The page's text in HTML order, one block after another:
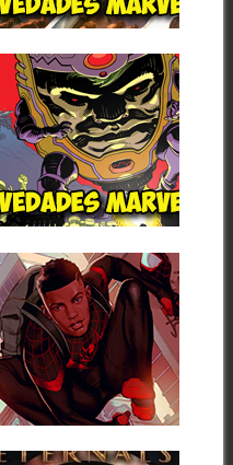
JUNIO
Marvel que prepara Panini
Comics para...
▶
27.05.21
NOVEDADES
MARVEL DE
PANINI DE
AGOSTO DE 2021 –
LOS TOMOS
Estos son los títulos
de Marvel en formato grapa
que aparecerán en el...
▶
26.05.21
MARVEL PREPARA
EL 10º
CUMPLEAÑOS DE
MILES MORALES
Este año se cumple una
década desde que se
presentó a...